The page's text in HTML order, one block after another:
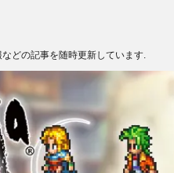
どの記事を随時更新しています.